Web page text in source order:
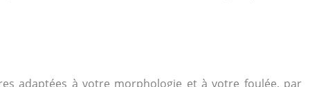
adaptées à votre morphologie et à votre foulée, par